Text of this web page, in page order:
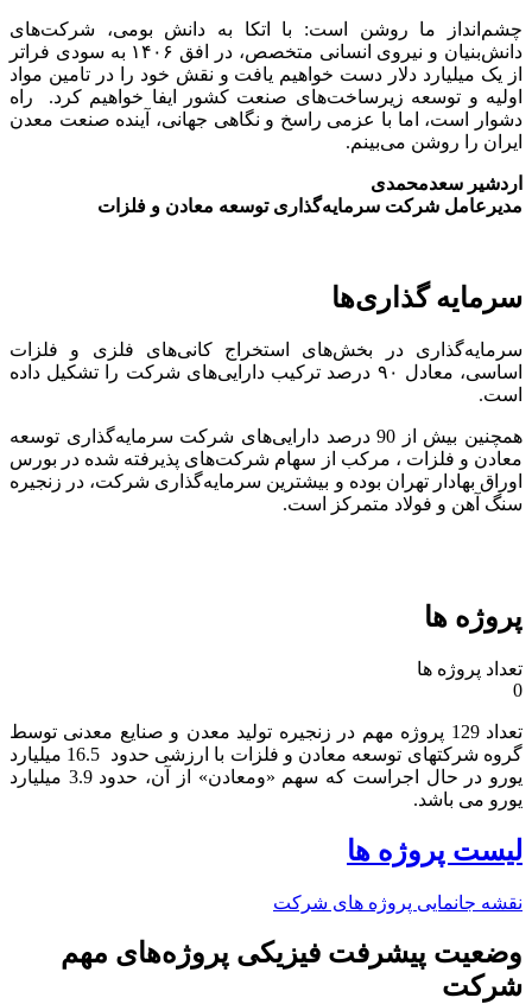
چشم‌انداز ما روشن است: با اتکا به دانش بومی، شرکت‌های
دانش‌بنیان و نیروی انسانی متخصص، در افق ۱۴۰۶ به سودی فراتر
از یک میلیارد دلار دست خواهیم یافت و نقش خود را در تامین مواد
اولیه و توسعه زیرساخت‌های صنعت کشور ایفا خواهیم کرد. راه
دشوار است، اما با عزمی راسخ و نگاهی جهانی، آینده صنعت معدن
ایران را روشن می‌بینم.
اردشیر سعدمحمدی
مدیرعامل شرکت سرمایه‌گذاری توسعه معادن و فلزات
سرمایه گذاری‌ها
سرمایه‌گذاری در بخش‌های استخراج کانی‌های فلزی و فلزات
اساسی، معادل ۹۰ درصد ترکیب دارایی‌های شرکت را تشکیل داده
است.
همچنین بیش از 90 درصد دارایی‌های شرکت سرمایه‌گذاری توسعه
معادن و فلزات ، مرکب از سهام شرکت‌های پذیرفته شده در بورس
اوراق بهادار تهران بوده و بیشترین سرمایه‌گذاری شرکت، در زنجیره
سنگ آهن و فولاد متمرکز است.
پروژه ها
تعداد پروژه ها
0
تعداد 129 پروژه مهم در زنجیره تولید معدن و صنایع معدنی توسط
گروه شرکتهای توسعه معادن و فلزات با ارزشی حدود 16.5 میلیارد
یورو در حال اجراست که سهم «ومعادن» از آن، حدود 3.9 میلیارد
یورو می باشد.​
لیست پروژه ها
نقشه جانمایی پروژه های شرکت
وضعیت پیشرفت فیزیکی پروژه‌های مهم
شرکت